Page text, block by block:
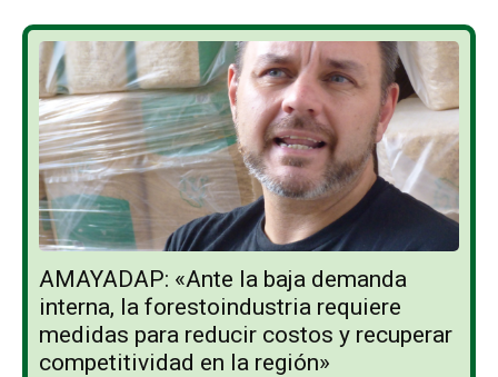
AMAYADAP: «Ante la baja demanda
interna, la forestoindustria requiere
medidas para reducir costos y recuperar
competitividad en la región»